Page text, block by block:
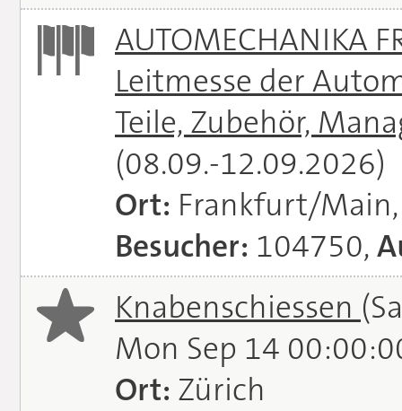
AUTOMECHANIKA
Leitmesse der
Teile, Zubehör,
(08.09.-12.09.2026)
Ort: Frankfurt/
Besucher: 104750,
Knabenschiessen
Mon Sep 14
Ort: Zürich